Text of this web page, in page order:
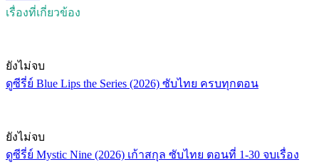
เรื่องที่เกี่ยวข้อง
ยังไม่จบ
ดูซีรี่ย์ Blue Lips the Series (2026) ซับไทย ครบทุกตอน
ยังไม่จบ
ดูซีรี่ย์ Mystic Nine (2026) เก้าสกุล ซับไทย ตอนที่ 1-30 จบเรื่อง